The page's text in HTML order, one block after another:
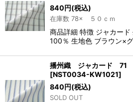
840円(税込)
在庫数 78× ５０ｃｍ
商品詳細 特徴 ジャカー
100％ 生地色 ブラウン×
播州織 ジャカード 71
[NST0034-KW1021]
840円(税込)
SOLD OUT